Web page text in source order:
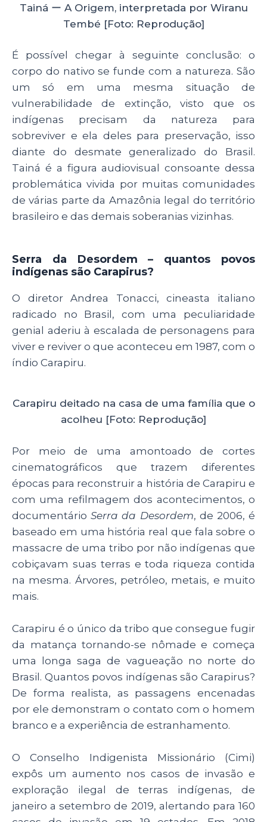
Tainá ー A Origem, interpretada por Wiranu
Tembé [Foto: Reprodução]
É possível chegar à seguinte conclusão: o
corpo do nativo se funde com a natureza. São
um só em uma mesma situação de
vulnerabilidade de extinção, visto que os
indígenas precisam da natureza para
sobreviver e ela deles para preservação, isso
diante do desmate generalizado do Brasil.
Tainá é a figura audiovisual consoante dessa
problemática vivida por muitas comunidades
de várias parte da Amazônia legal do território
brasileiro e das demais soberanias vizinhas.
Serra da Desordem – quantos povos
indígenas são Carapirus?
O diretor Andrea Tonacci, cineasta italiano
radicado no Brasil, com uma peculiaridade
genial aderiu à escalada de personagens para
viver e reviver o que aconteceu em 1987, com o
índio Carapiru.
Carapiru deitado na casa de uma família que o
acolheu [Foto: Reprodução]
Por meio de uma amontoado de cortes
cinematográficos que trazem diferentes
épocas para reconstruir a história de Carapiru e
com uma refilmagem dos acontecimentos, o
documentárioSerra da Desordem, de 2006, é
baseado em uma história real que fala sobre o
massacre de uma tribo por não indígenas que
cobiçavam suas terras e toda riqueza contida
na mesma. Árvores, petróleo, metais, e muito
mais.
Carapiru é o único da tribo que consegue fugir
da matança tornando-se nômade e começa
uma longa saga de vagueação no norte do
Brasil. Quantos povos indígenas são Carapirus?
De forma realista, as passagens encenadas
por ele demonstram o contato com o homem
branco e a experiência de estranhamento.
O Conselho Indigenista Missionário (Cimi)
expôs um aumento nos casos de invasão e
exploração ilegal de terras indígenas, de
janeiro a setembro de 2019, alertando para 160